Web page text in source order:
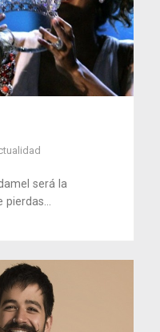
será la
pierdas...